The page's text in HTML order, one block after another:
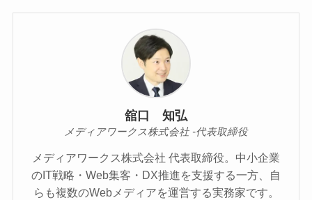
舘口 知弘
メディアワークス株式会社 -代表取締役
メディアワークス株式会社 代表取締役。中小企業
のIT戦略・Web集客・DX推進を支援する一方、自
らも複数のWebメディアを運営する実務家です。